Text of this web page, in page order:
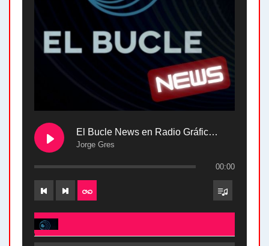
El Bucle News en Radio Gráfica. Bloque 2 . 28.04.24
Jorge Gres
00:00
El Bucle News en Radio Gráfica. Bloque 2 . 28.04.24 - Jorge Gres